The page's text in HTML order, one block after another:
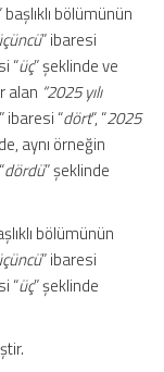
başlıklı bölümünün
” ibaresi
“üç” şeklinde ve
alan “2025 yılı
ibaresi “dört“, “2025
aynı örneğin
dördü” şeklinde
bölümünün
” ibaresi
“üç” şeklinde